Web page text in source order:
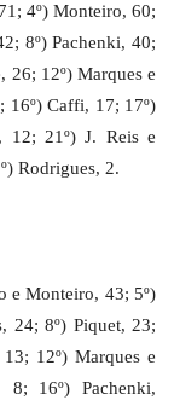
4º) Monteiro, 60;
8º) Pachenki, 40;
26; 12º) Marques e
16º) Caffi, 17; 17º)
12; 21º) J. Reis e
Rodrigues, 2.
e Monteiro, 43; 5º)
24; 8º) Piquet, 23;
12º) Marques e
16º) Pachenki,